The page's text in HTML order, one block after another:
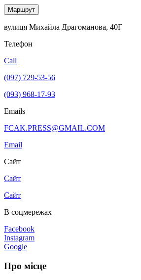
Маршрут
вулиця Михайла Драгоманова, 40Г
Телефон
Call
(097) 729-53-56
(093) 968-17-93
Emails
FCAK.PRESS@GMAIL.COM
Email
Сайт
Сайт
Сайт
В соцмережах
Facebook
Instagram
Google
Про місце